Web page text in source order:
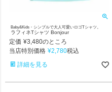
Baby&Kids・シンプルで大人可愛いロゴTシャツ。
ラフィネTシャツ Bonjour
定価 ¥3,480のところ
当店特別価格 ¥2,780税込
詳細を見る